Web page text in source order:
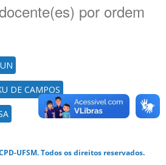
por ordem
DE CAMPOS
UFSM. Todos os direitos reservados.